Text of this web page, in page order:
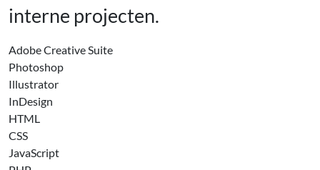
interne projecten.
Adobe Creative Suite
Photoshop
Illustrator
InDesign
HTML
CSS
JavaScript